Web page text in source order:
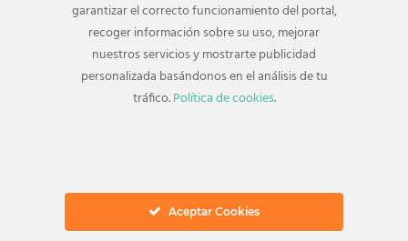
Semana blanca 2020: viajes para ti
garantizar el correcto funcionamiento del portal,
recoger información sobre su uso, mejorar
nuestros servicios y mostrarte publicidad
personalizada basándonos en el análisis de tu
tráfico.Política de cookies.
Aceptar Cookies